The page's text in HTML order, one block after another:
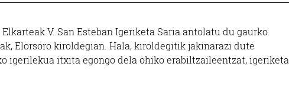
V. San Esteban Igeriketa Saria antolatu du gaurko.
Elorsoro kiroldegian. Hala, kiroldegitik jakinarazi dute
igerilekua itxita egongo dela ohiko erabiltzaileentzat, igeriketa